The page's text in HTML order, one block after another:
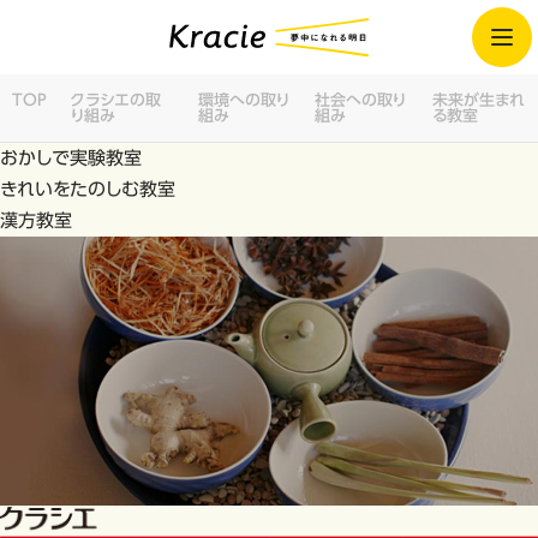
TOP
クラシエの取
り組み
環境への取り
組み
社会への取り
組み
未来が生まれ
る教室
おかしで実験教室
きれいをたのしむ教室
漢方教室